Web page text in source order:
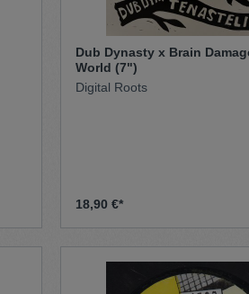
Dub Dynasty x Brain
World (7")
Digital Roots
18,90 €*